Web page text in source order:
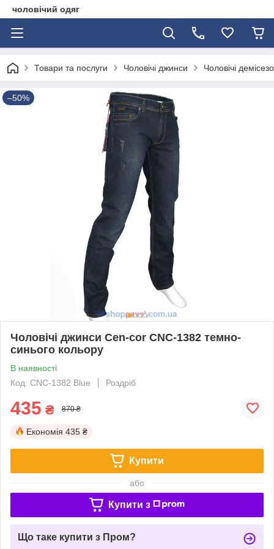
чоловічий одяг
Товари та послуги Чоловічі джинси Чоловічі
–50%
Чоловічі джинси Cen-cor CNC-1382 темно-
синього кольору
В наявності
Код: CNC-1382 Blue
Роздріб
435 ₴ 870 ₴
Економія 435 ₴
Купити
або
Купити з
Що таке купити з Пром?